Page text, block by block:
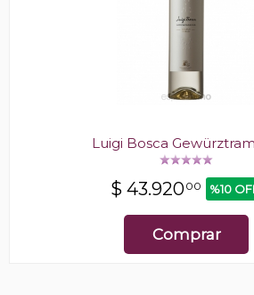
Luigi Bosca
$ 43.92000 %10
Comprar